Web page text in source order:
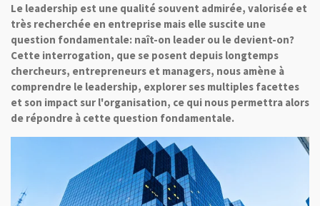
Le leadership est une qualité souvent admirée, valorisée et
très recherchée en entreprise mais elle suscite une
question fondamentale: naît-on leader ou le devient-on?
Cette interrogation, que se posent depuis longtemps
chercheurs, entrepreneurs et managers, nous amène à
comprendre le leadership, explorer ses multiples facettes
et son impact sur l'organisation, ce qui nous permettra alors
de répondre à cette question fondamentale.